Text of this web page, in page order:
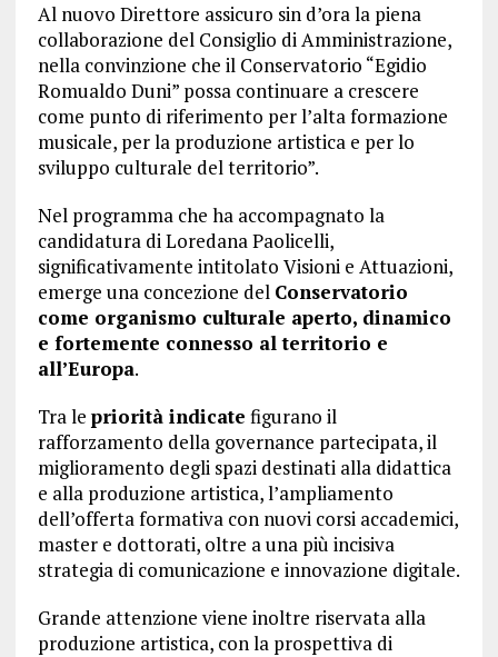
Al nuovo Direttore assicuro sin d’ora la piena
collaborazione del Consiglio di Amministrazione,
nella convinzione che il Conservatorio “Egidio
Romualdo Duni” possa continuare a crescere
come punto di riferimento per l’alta formazione
musicale, per la produzione artistica e per lo
sviluppo culturale del territorio”.
Nel programma che ha accompagnato la
candidatura di Loredana Paolicelli,
significativamente intitolato Visioni e Attuazioni,
emerge una concezione del Conservatorio
come organismo culturale aperto, dinamico
e fortemente connesso al territorio e
all’Europa.
Tra le priorità indicate figurano il
rafforzamento della governance partecipata, il
miglioramento degli spazi destinati alla didattica
e alla produzione artistica, l’ampliamento
dell’offerta formativa con nuovi corsi accademici,
master e dottorati, oltre a una più incisiva
strategia di comunicazione e innovazione digitale.
Grande attenzione viene inoltre riservata alla
produzione artistica, con la prospettiva di